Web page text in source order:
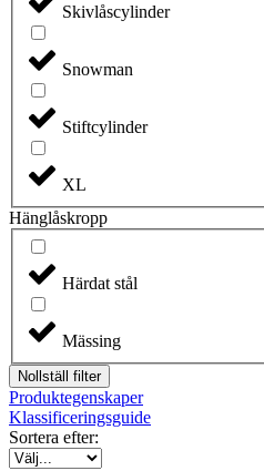
Skivlåscylinder
Snowman
Stiftcylinder
XL
Hänglåskropp
Härdat stål
Mässing
Nollställ filter
Produktegenskaper
Klassificeringsguide
Sortera efter: